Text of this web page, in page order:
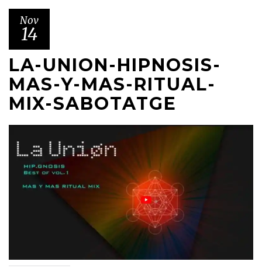
Nov
14
LA-UNION-HIPNOSIS-
MAS-Y-MAS-RITUAL-
MIX-SABOTATGE